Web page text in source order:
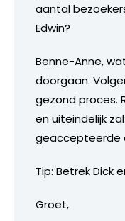
aantal
Edwin?
Benne-Anne,
doorgaan.
gezond proces.
en uiteindelijk
geaccepteerde
Tip: Betrek Dick
Groet,